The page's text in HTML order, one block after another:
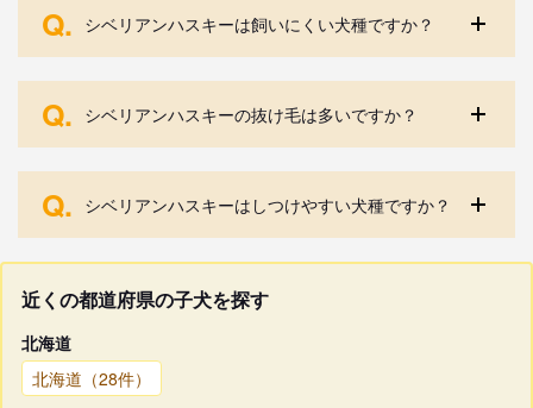
Q. シベリアンハスキーは飼いにくい犬種ですか？
Q. シベリアンハスキーの抜け毛は多いですか？
Q. シベリアンハスキーはしつけやすい犬種ですか？
近くの都道府県の子犬を探す
北海道
北海道（28件）